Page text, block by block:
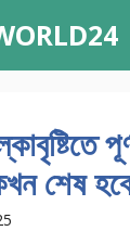
শেষ